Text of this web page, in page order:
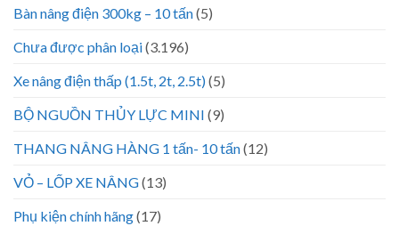
Bàn nâng điện 300kg – 10 tấn(5)
Chưa được phân loại(3.196)
Xe nâng điện thấp (1.5t, 2t, 2.5t)(5)
BỘ NGUỒN THỦY LỰC MINI (9)
THANG NÂNG HÀNG 1 tấn- 10 tấn(12)
VỎ – LỐP XE NÂNG(13)
Phụ kiện chính hãng(17)